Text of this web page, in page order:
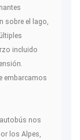
sobre el lago,
incluido
embarcamos
nos
los Alpes,